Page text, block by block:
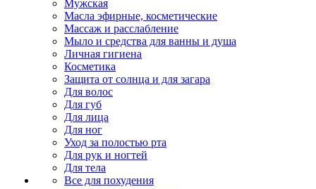
Мужская
Масла эфирные, косметические
Массаж и расслабление
Мыло и средства для ванны и душа
Личная гигиена
Косметика
Защита от солнца и для загара
Для волос
Для губ
Для лица
Для ног
Уход за полостью рта
Для рук и ногтей
Для тела
Все для похудения